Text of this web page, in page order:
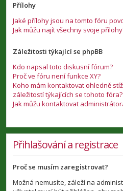
Přílohy
Jaké přílohy jsou na tomto fóru
Jak můžu najít všechny svoje
Záležitosti týkající se phpBB
Kdo napsal toto diskusní fórum?
Proč ve fóru není funkce XY?
Koho mám kontaktovat ohledně
záležitostí týkajících se tohoto fóra?
Jak můžu kontaktovat
Přihlašování a registrace
Proč se musím zaregistrovat?
Možná nemusíte, záleží na